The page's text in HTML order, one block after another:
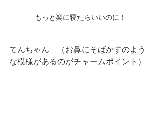
もっと楽に寝たらいいのに！
てんちゃん　（お鼻にそばかすのよう
な模様があるのがチャームポイント）